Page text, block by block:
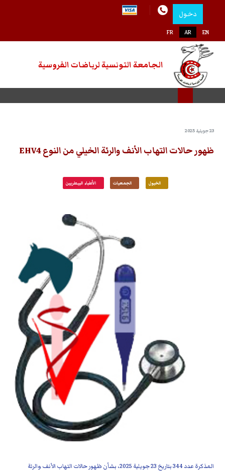
دخول
اختر لغتك
FR AR EN
الجامعة التونسية لرياضات الفروسية
23 جويلية 2025
ظهور حالات التهاب الأنف والرئة الخيلي من النوع EHV4
الخيول الجمعيات الأطباء البيطريين
المذكرة عدد 344 بتاريخ 23 جويلية 2025، بشأن ظهور حالات التهاب الأنف والرئة